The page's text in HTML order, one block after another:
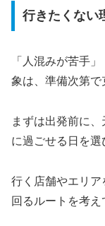
行きたくない
「人混みが苦手
象は、準備次第で
まずは出発前に
に過ごせる日を選
行く店舗やエリア
回るルートを考え